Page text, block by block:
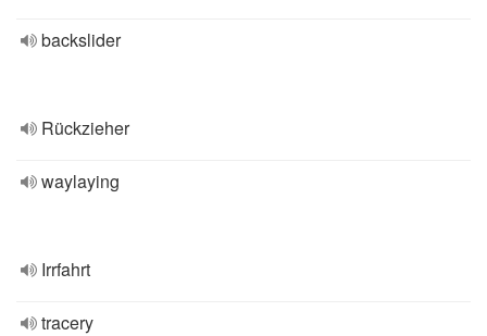
backslider
Rückzieher
waylaying
Irrfahrt
tracery